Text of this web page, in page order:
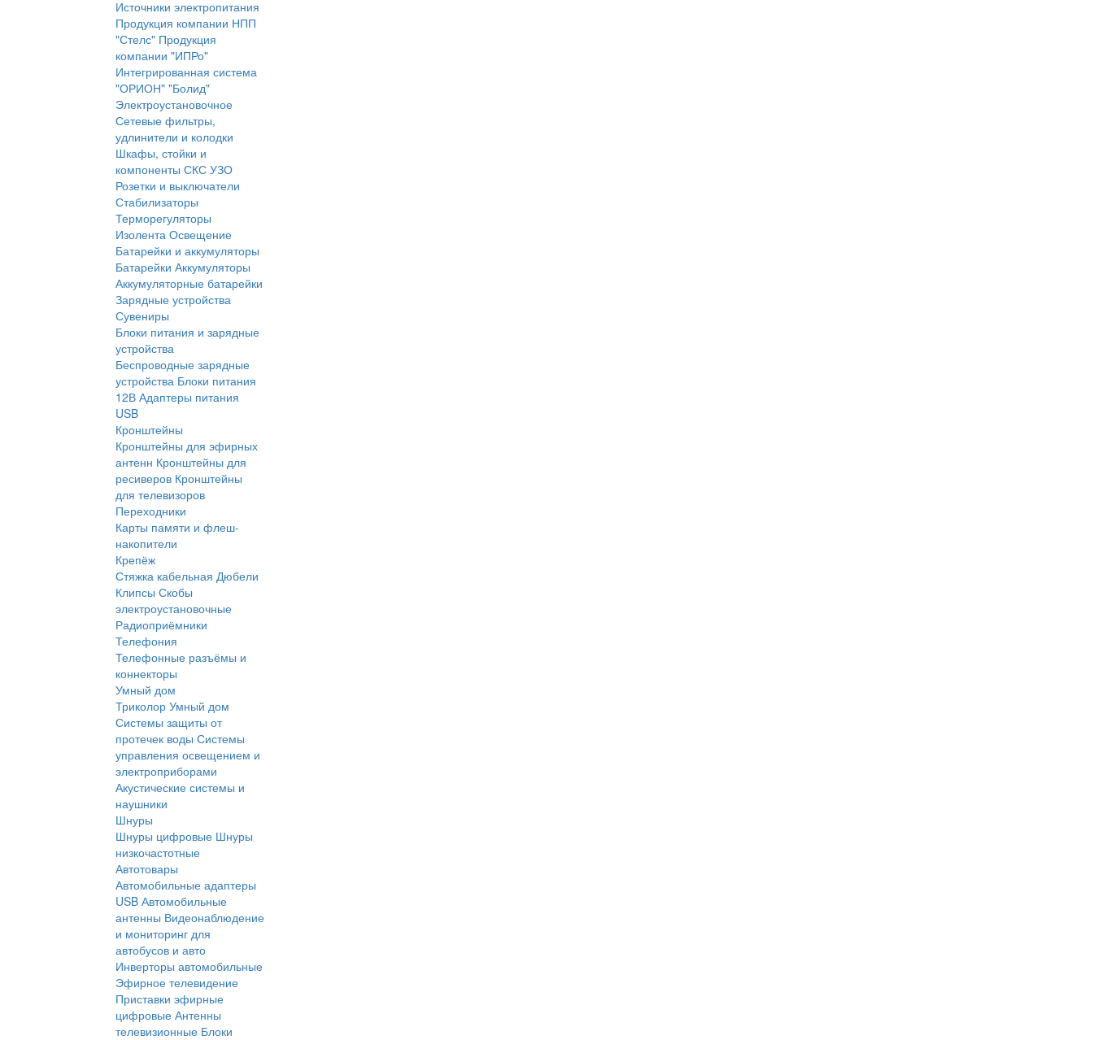
Источники электропитания
Продукция компании НПП
"Стелс" Продукция
компании "ИПРо"
Интегрированная система
"ОРИОН" "Болид"
Электроустановочное
Сетевые фильтры,
удлинители и колодки
Шкафы, стойки и
компоненты СКС УЗО
Розетки и выключатели
Стабилизаторы
Терморегуляторы
Изолента Освещение
Батарейки и аккумуляторы
Батарейки Аккумуляторы
Аккумуляторные батарейки
Зарядные устройства
Сувениры
Блоки питания и зарядные
устройства
Беспроводные зарядные
устройства Блоки питания
12В Адаптеры питания
USB
Кронштейны
Кронштейны для эфирных
антенн Кронштейны для
ресиверов Кронштейны
для телевизоров
Переходники
Карты памяти и флеш-
накопители
Крепёж
Стяжка кабельная Дюбели
Клипсы Скобы
электроустановочные
Радиоприёмники
Телефония
Телефонные разъёмы и
коннекторы
Умный дом
Триколор Умный дом
Системы защиты от
протечек воды Системы
управления освещением и
электроприборами
Акустические системы и
наушники
Шнуры
Шнуры цифровые Шнуры
низкочастотные
Автотовары
Автомобильные адаптеры
USB Автомобильные
антенны Видеонаблюдение
и мониторинг для
автобусов и авто
Инверторы автомобильные
Эфирное телевидение
Приставки эфирные
цифровые Антенны
телевизионные Блоки